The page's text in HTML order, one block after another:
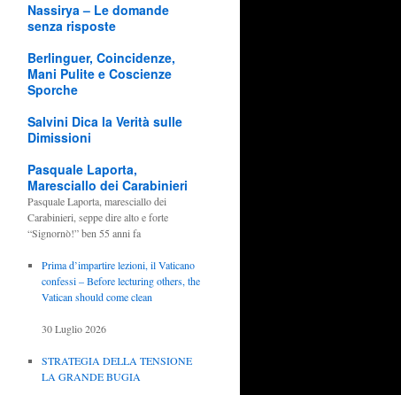
Nassirya – Le domande
senza risposte
Berlinguer, Coincidenze,
Mani Pulite e Coscienze
Sporche
Salvini Dica la Verità sulle
Dimissioni
Pasquale Laporta,
Maresciallo dei Carabinieri
Pasquale Laporta, maresciallo dei
Carabinieri, seppe dire alto e forte
“Signornò!” ben 55 anni fa
Prima d’impartire lezioni, il Vaticano
confessi – Before lecturing others, the
Vatican should come clean
30 Luglio 2026
STRATEGIA DELLA TENSIONE
LA GRANDE BUGIA